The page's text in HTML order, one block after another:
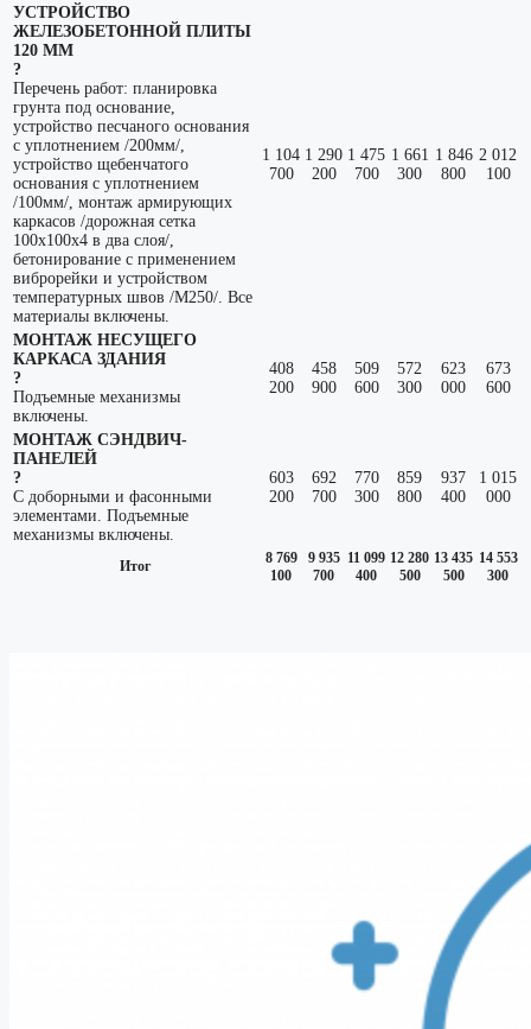
УСТРОЙСТВО
ЖЕЛЕЗОБЕТОННОЙ ПЛИТЫ
120 ММ
?
Перечень работ: планировка
грунта под основание,
устройство песчаного основания
с уплотнением /200мм/,
устройство щебенчатого
основания с уплотнением
/100мм/, монтаж армирующих
каркасов /дорожная сетка
100х100х4 в два слоя/,
бетонирование с применением
виброрейки и устройством
температурных швов /М250/. Все
материалы включены.
1 104
700
1 290
200
1 475
700
1 661
300
1 846
800
2 012
100
МОНТАЖ НЕСУЩЕГО
КАРКАСА ЗДАНИЯ
?
Подъемные механизмы
включены.
408
200
458
900
509
600
572
300
623
000
673
600
МОНТАЖ СЭНДВИЧ-
ПАНЕЛЕЙ
?
С доборными и фасонными
элементами. Подъемные
механизмы включены.
603
200
692
700
770
300
859
800
937
400
1 015
000
Итог
8 769
100
9 935
700
11 099
400
12 280
500
13 435
500
14 553
300